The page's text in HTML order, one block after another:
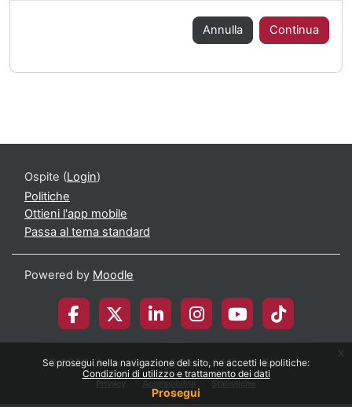
Se prosegui nella navigazione del sito, ne accetti le politiche:
Condizioni di utilizzo e trattamento dei dati
Prosegui
x
Annulla Continua
Ospite (Login)
Politiche
Ottieni l'app mobile
Passa al tema standard
Powered by Moodle
© 2026 Università degli Studi di Milano-Bicocca